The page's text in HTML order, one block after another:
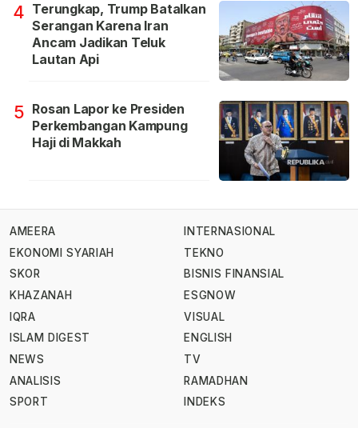
4 Terungkap, Trump Batalkan
Serangan Karena Iran
Ancam Jadikan Teluk
Lautan Api
5 Rosan Lapor ke Presiden
Perkembangan Kampung
Haji di Makkah
AMEERA
EKONOMI SYARIAH
SKOR
KHAZANAH
IQRA
ISLAM DIGEST
NEWS
ANALISIS
SPORT
INTERNASIONAL
TEKNO
BISNIS FINANSIAL
ESGNOW
VISUAL
ENGLISH
TV
RAMADHAN
INDEKS